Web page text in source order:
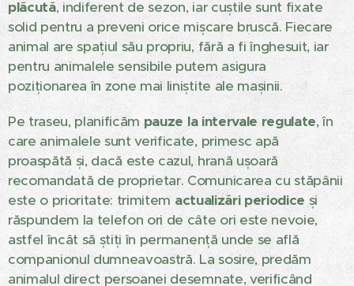
plăcută, indiferent de sezon, iar cuștile sunt fixate
solid pentru a preveni orice mișcare bruscă. Fiecare
animal are spațiul său propriu, fără a fi înghesuit, iar
pentru animalele sensibile putem asigura
poziționarea în zone mai liniștite ale mașinii.
Pe traseu, planificăm pauze la intervale regulate, în
care animalele sunt verificate, primesc apă
proaspătă și, dacă este cazul, hrană ușoară
recomandată de proprietar. Comunicarea cu stăpânii
este o prioritate: trimitem actualizări periodice și
răspundem la telefon ori de câte ori este nevoie,
astfel încât să știți în permanență unde se află
companionul dumneavoastră. La sosire, predăm
animalul direct persoanei desemnate, verificând